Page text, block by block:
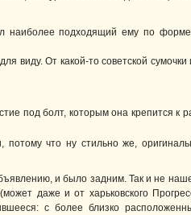
наиболее подходящий ему по
виду. От какой-то советской сумочки
под болт, которым она крепится к
потому что ну стильно же,
и было задним. Так и не
даже и от харьковского
с более близко